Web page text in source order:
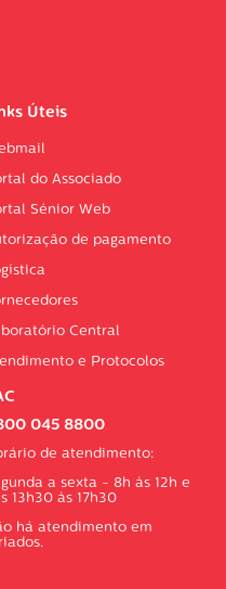
Úteis
do Associado
Sénior Web
de pagamento
Central
e Protocolos
045 8800
de atendimento:
a sexta - 8h às 12h e
13h30 às 17h30
há atendimento em